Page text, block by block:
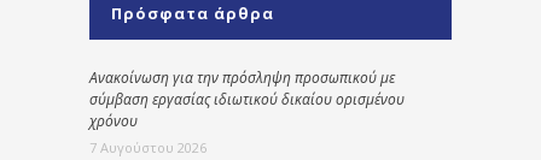
Πρόσφατα άρθρα
Ανακοίνωση για την πρόσληψη προσωπικού με
σύμβαση εργασίας ιδιωτικού δικαίου ορισμένου
χρόνου
7 Αυγούστου 2026